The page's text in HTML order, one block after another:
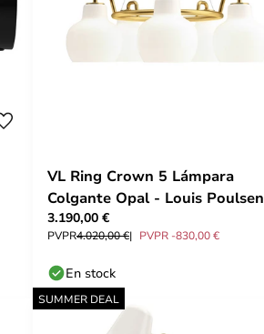
VL Ring Crown 5 Lámpara
Colgante Opal - Louis Poulsen
3.190,00 €
PVPR4.020,00 € PVPR -830,00 €
En stock
SUMMER DEAL